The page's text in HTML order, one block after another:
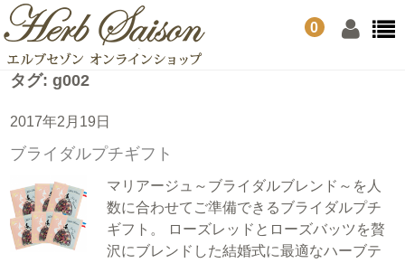
0
タグ:g002
2017年2月19日
ブライダルプチギフト
マリアージュ～ブライダルブレンド～を人
数に合わせてご準備できるブライダルプチ
ギフト。 ローズレッドとローズバッツを贅
沢にブレンドした結婚式に最適なハーブテ